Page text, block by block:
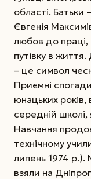
області. Батьки
Євгенія
любов до
путівку в
– це символ
Приємні
юнацьких років,
середній школі,
Навчання
технічному
липень 1974 р.).
взяли на